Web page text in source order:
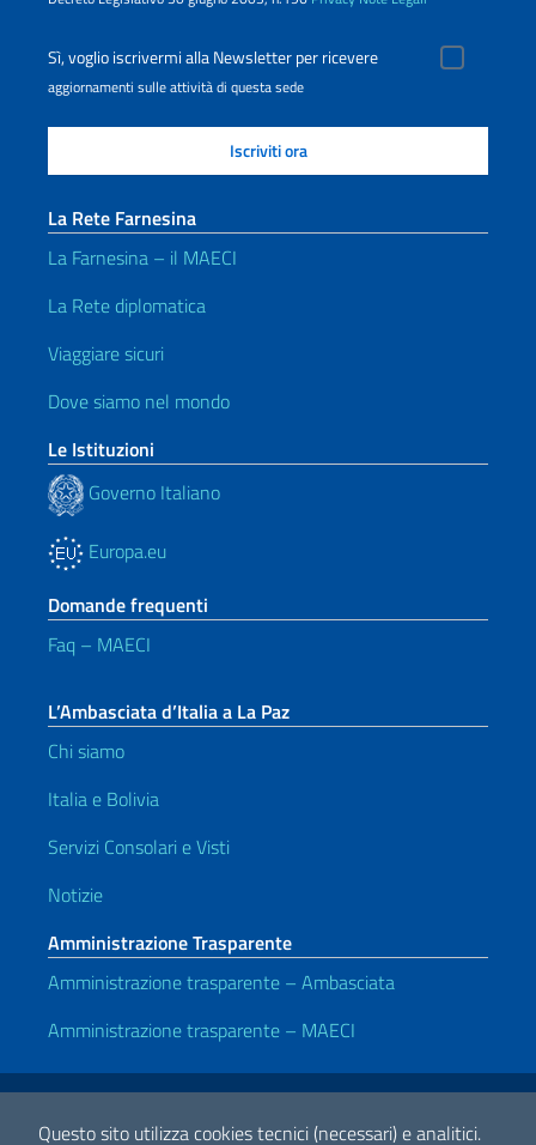
Questo sito utilizza cookies tecnici (necessari) e analitici.
Sì, voglio iscrivermi alla Newsletter per ricevere
aggiornamenti sulle attività di questa sede
La Rete Farnesina
La Farnesina – il MAECI
La Rete diplomatica
Viaggiare sicuri
Dove siamo nel mondo
Le Istituzioni
Governo Italiano
Europa.eu
Domande frequenti
Faq – MAECI
L’Ambasciata d’Italia a La Paz
Chi siamo
Italia e Bolivia
Servizi Consolari e Visti
Notizie
Amministrazione Trasparente
Amministrazione trasparente – Ambasciata
Amministrazione trasparente – MAECI
Link Utili